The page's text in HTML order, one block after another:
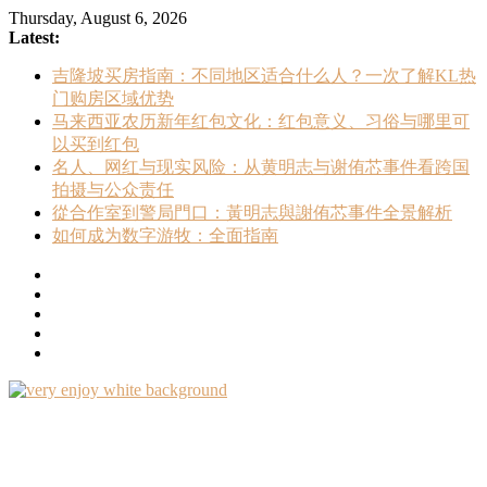
Skip
to
Thursday, August 6, 2026
Latest:
吉隆坡买房指南：不同地区适合什么人？一次了解KL热
门购房区域优势
马来西亚农历新年红包文化：红包意义、习俗与哪里可
以买到红包
名人、网红与现实风险：从黄明志与谢侑芯事件看跨国
拍摄与公众责任
從合作室到警局門口：黃明志與謝侑芯事件全景解析
如何成为数字游牧：全面指南